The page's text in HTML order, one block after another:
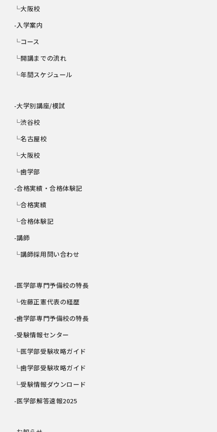
└大阪校
-入学案内
└コース
└開講までの流れ
└年間スケジュール
-大学別講座/模試
└渋谷校
└名古屋校
└大阪校
└歯学部
-合格実績・合格体験記
└合格実績
└合格体験記
-講師
└講師採用問い合わせ
-医学部専門予備校の特長
└佐藤正憲代表の経歴
-歯学部専門予備校の特長
-受験情報センター
└医学部受験攻略ガイド
└歯学部受験攻略ガイド
└受験情報ダウンロード
-医学部解答速報2025